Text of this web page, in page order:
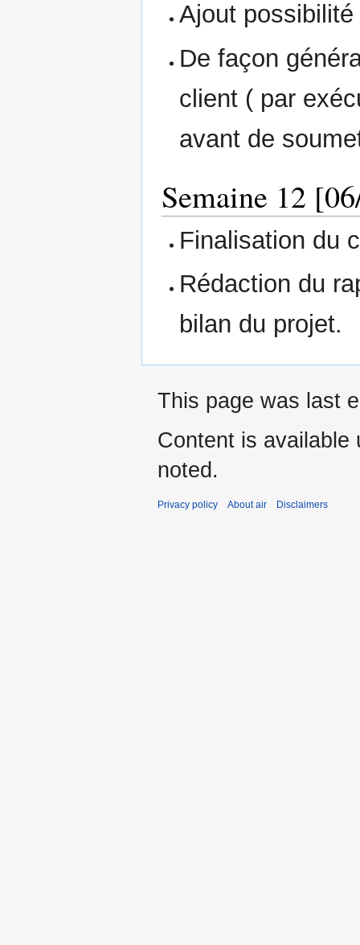
Ajout
De façon
client ( par
avant de
Semaine 12
Finalisation du
Rédaction du
bilan du projet.
This page was last
Content is available
noted.
Privacy policy About air Disclaimers